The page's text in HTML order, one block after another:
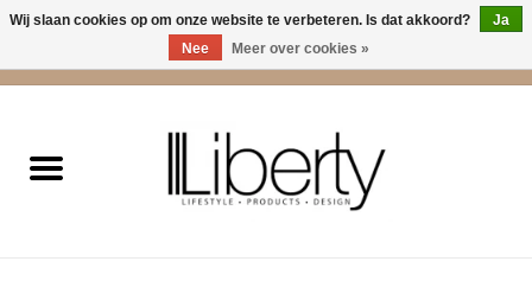
Kleding
Wij slaan cookies op om onze website te verbeteren. Is dat akkoord?
Ja
Nee
Meer over cookies »